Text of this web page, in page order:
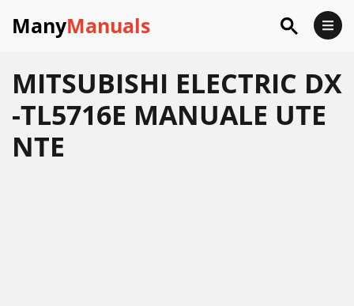
ManyManuals
MITSUBISHI ELECTRIC DX
-TL5716E MANUALE UTE
NTE